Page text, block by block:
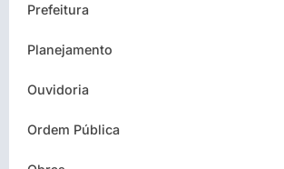
Prefeitura
Planejamento
Ouvidoria
Ordem Pública